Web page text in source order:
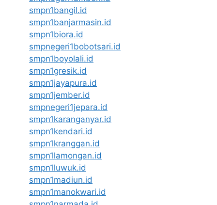
smpn1bangil.id
smpn1banjarmasin.id
smpn1biora.id
smpnegeri1bobotsari.id
smpn1boyolali.id
smpn1gresik.id
smpn1jayapura.id
smpn1jember.id
smpnegeri1jepara.id
smpn1karanganyar.id
smpn1kendari.id
smpn1kranggan.id
smpn1lamongan.id
smpn1luwuk.id
smpn1madiun.id
smpn1manokwari.id